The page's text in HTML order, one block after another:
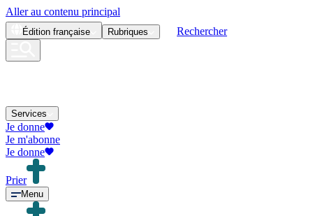
Aller au contenu principal
Édition française Rubriques Rechercher
Services
Je donne
Je m'abonne
Je donne
Prier
Menu